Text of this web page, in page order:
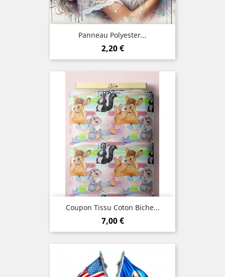
Panneau Polyester...
Prix
2,20 €
Coupon Tissu Coton Biche...
Prix
7,00 €